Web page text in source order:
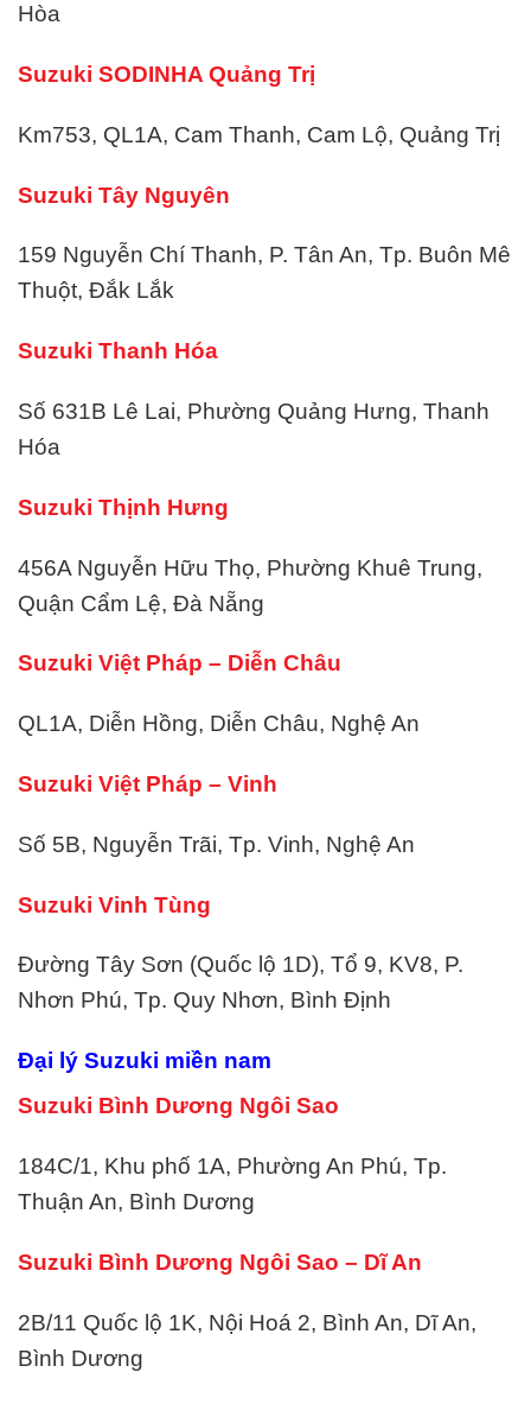
Hòa
Suzuki SODINHA Quảng Trị
Km753, QL1A, Cam Thanh, Cam Lộ, Quảng Trị
Suzuki Tây Nguyên
159 Nguyễn Chí Thanh, P. Tân An, Tp. Buôn Mê
Thuột, Đắk Lắk
Suzuki Thanh Hóa
Số 631B Lê Lai, Phường Quảng Hưng, Thanh
Hóa
Suzuki Thịnh Hưng
456A Nguyễn Hữu Thọ, Phường Khuê Trung,
Quận Cẩm Lệ, Đà Nẵng
Suzuki Việt Pháp – Diễn Châu
QL1A, Diễn Hồng, Diễn Châu, Nghệ An
Suzuki Việt Pháp – Vinh
Số 5B, Nguyễn Trãi, Tp. Vinh, Nghệ An
Suzuki Vinh Tùng
Đường Tây Sơn (Quốc lộ 1D), Tổ 9, KV8, P.
Nhơn Phú, Tp. Quy Nhơn, Bình Định
Đại lý Suzuki miền nam
Suzuki Bình Dương Ngôi Sao
184C/1, Khu phố 1A, Phường An Phú, Tp.
Thuận An, Bình Dương
Suzuki Bình Dương Ngôi Sao – Dĩ An
2B/11 Quốc lộ 1K, Nội Hoá 2, Bình An, Dĩ An,
Bình Dương